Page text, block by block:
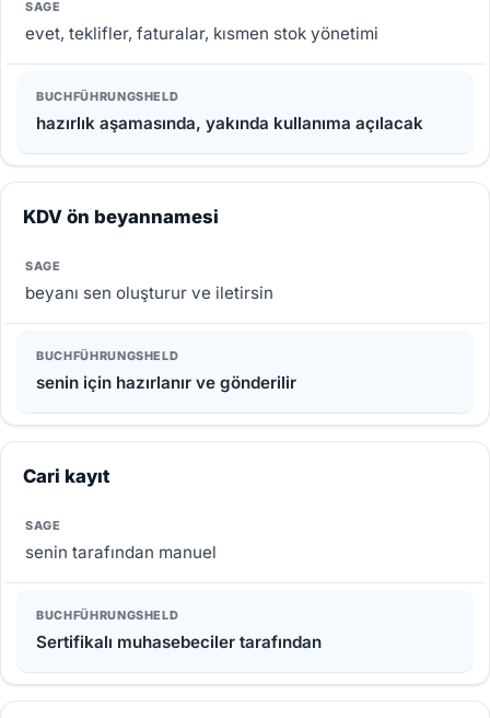
evet, teklifler, faturalar, kısmen stok yönetimi
hazırlık aşamasında, yakında kullanıma açılacak
KDV ön beyannamesi
beyanı sen oluşturur ve iletirsin
senin için hazırlanır ve gönderilir
Cari kayıt
senin tarafından manuel
Sertifikalı muhasebeciler tarafından